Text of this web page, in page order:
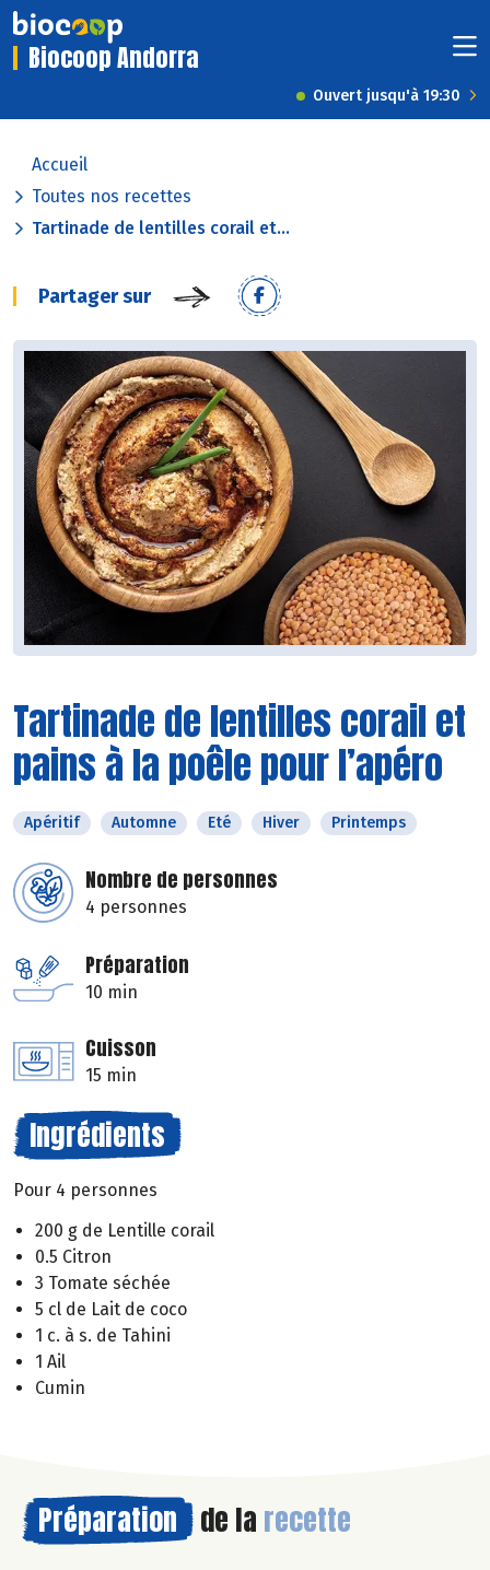
Biocoop Andorra
Ouvert jusqu'à 19:30
Accueil
Toutes nos recettes
Tartinade de lentilles corail et...
Partager sur
Tartinade de lentilles corail et
pains à la poêle pour l’apéro
Apéritif Automne Eté Hiver Printemps
Nombre de personnes
4 personnes
Préparation
10 min
Cuisson
15 min
Ingrédients
Pour 4 personnes
200 g de Lentille corail
0.5 Citron
3 Tomate séchée
5 cl de Lait de coco
1 c. à s. de Tahini
1 Ail
Cumin
Préparation de la recette